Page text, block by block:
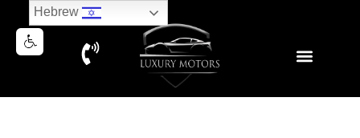
Hebrew